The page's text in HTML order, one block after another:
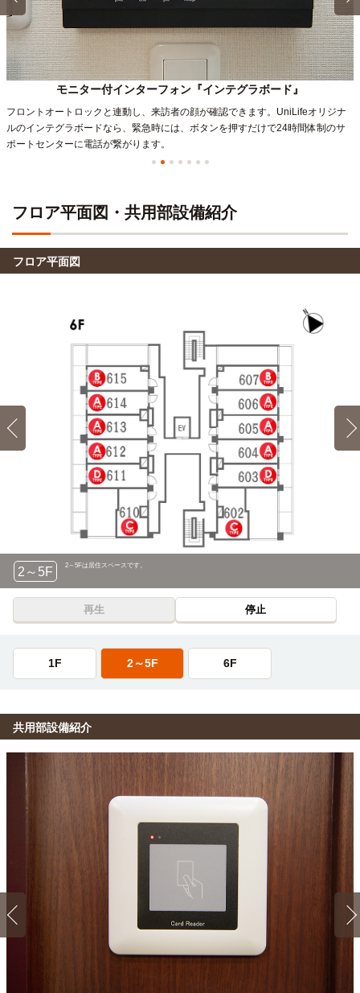
ーライン急行15分）→新越谷
神田外語学院 電車
29分
金町→（JR常磐線29分）→大手町
ヒューマンアカデミー(秋葉原校) 電車
29分
金町→（JR常磐線9分）→北千住（6分）→（東京メトロ日比
草加八潮医師会准看護学校
金町→（JR常磐線9分）→北千住（7分）→（東武スカイツリ
ーライン14分）→谷塚
モニター付インターフォン『インテグラボード』
フロントオートロックと連動し、来訪者の顔が確認できます。UniLifeオリジナ
ルのインテグラボードなら、緊急時には、ボタンを押すだけで24時間体制のサ
ポートセンターに電話が繋がります。
フロア平面図・共用部設備紹介
フロア平面図
再生 停止
2～5F 2～5Fは居住スペースです。
1F 2～5F 6F
共用部設備紹介